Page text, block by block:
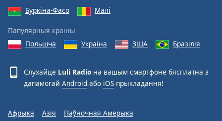
Буркіна-Фасо
Малі
Папулярныя краіны
Польшча
Украіна ЗША Бразілія
Слухайце Luli Radio на вашым смартфоне бясплатна з
дапамогай Android або iOS прыкладання!
Афрыка Азія
Паўночная Амерыка